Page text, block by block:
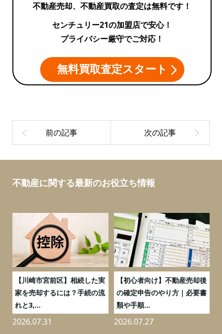
不動産売却、不動産買取の査定は無料です！
センチュリー21の加盟店で安心！
プライバシー厳守でご対応！
無料買取査定スタート
不動産に関する最新のお役立ち情報
【川崎市宮前区】相続した実
家を売却するには？手続の流
れと3,...
2026.07.31
【初心者向け】不動産売却後
の確定申告のやり方｜必要書
類や手順...
2026.07.27